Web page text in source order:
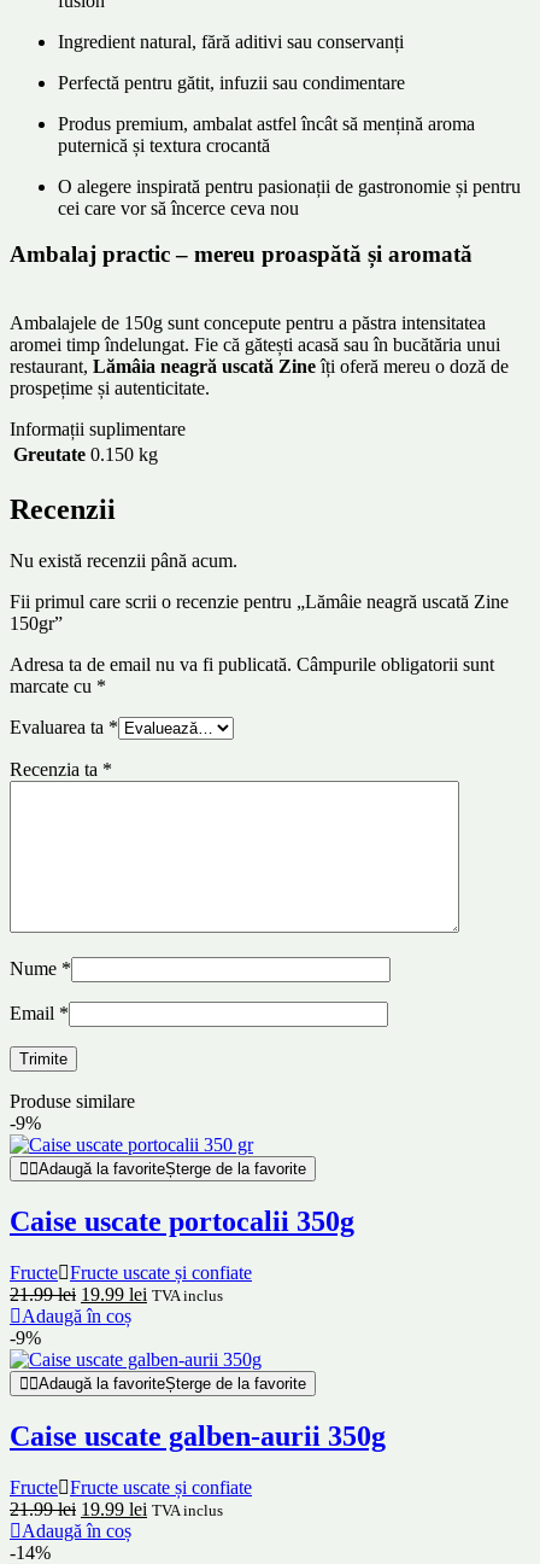
Ingredient natural, fără aditivi sau conservanți
Perfectă pentru gătit, infuzii sau condimentare
Produs premium, ambalat astfel încât să mențină aroma
puternică și textura crocantă
O alegere inspirată pentru pasionații de gastronomie și pentru
cei care vor să încerce ceva nou
Ambalaj practic – mereu proaspătă și aromată
Ambalajele de 150g sunt concepute pentru a păstra intensitatea
aromei timp îndelungat. Fie că gătești acasă sau în bucătăria unui
restaurant, Lămâia neagră uscată Zineîți oferă mereu o doză de
prospețime și autenticitate.
Informații suplimentare
Greutate 0.150 kg
Recenzii
Nu există recenzii până acum.
Fii primul care scrii o recenzie pentru „Lămâie neagră uscată Zine
150gr”
Adresa ta de email nu va fi publicată. Câmpurile obligatorii sunt
marcate cu *
Evaluarea ta *
Recenzia ta *
Nume *
Email *
Produse similare
-9%
Adaugă la favoriteȘterge de la favorite
Caise uscate portocalii 350g
Fructe Fructe uscate și confiate
21.99lei 19.99 lei TVA inclus
Adaugă în coș
-9%
Adaugă la favoriteȘterge de la favorite
Caise uscate galben-aurii 350g
Fructe Fructe uscate și confiate
21.99lei 19.99 lei TVA inclus
Adaugă în coș
-14%